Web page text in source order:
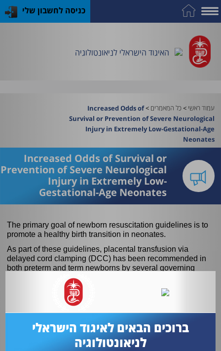
כניסה לחשבון שלי
האיגוד הישראלי לניאונטולוגיה
על
האיגוד
פרסומי
האיגוד
התמחות
במקצוע
כח
אדם
וציוד
כלים
שימושיים
כנס
האיגוד
עמוד ראשי>כל המאמרים>
Increased Odds of
Survival or Prevention of Severe Neurological
Injury in Extremely Low-Gestational-Age
Neonates
Increased Odds of Survival or
Prevention of Severe Neurological
Injury in Extremely Low-
Gestational-Age Neonates
The primary goal of newborn resuscitation guidelines is to
promote a healthy birth transition in neonates.
As part of these guidelines, placental transfusion via
delayed cord clamping (DCC) has been recommended in
both preterm and term newborns by several governing
Despite DCC being one of the most studied aspects of
newborn resuscitation guidelines, debate regarding the
ideal approach and a general reluctance to perform DCC in
ברוכים הבאים לאיגוד הישראלי
לניאונטולוגיה